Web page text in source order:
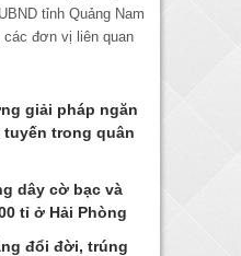
tỉnh Quảng Nam
đơn vị liên quan
giải pháp ngăn
trong quân
dây cờ bạc và
tỉ ở Hải Phòng
đổi đời, trúng